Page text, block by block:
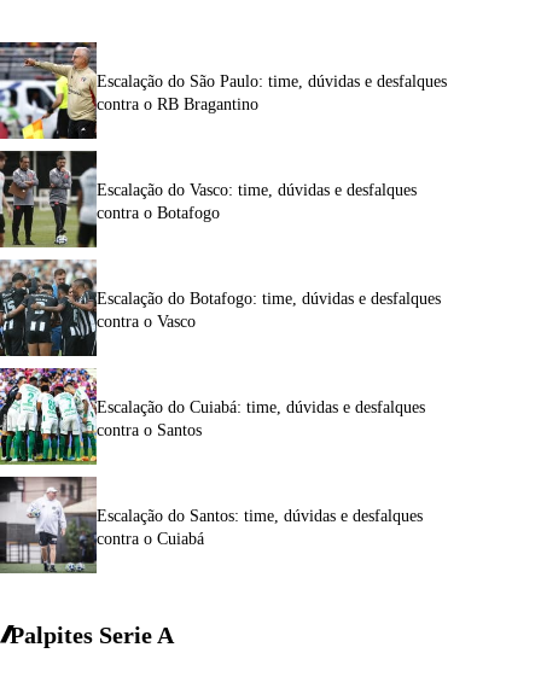
Escalação do São Paulo: time, dúvidas e desfalques
contra o RB Bragantino
Escalação do Vasco: time, dúvidas e desfalques
contra o Botafogo
Escalação do Botafogo: time, dúvidas e desfalques
contra o Vasco
Escalação do Cuiabá: time, dúvidas e desfalques
contra o Santos
Escalação do Santos: time, dúvidas e desfalques
contra o Cuiabá
Palpites Serie A